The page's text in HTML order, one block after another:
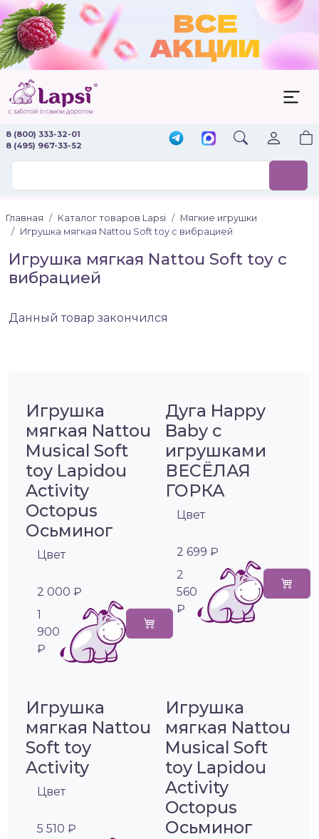
8 (800) 333-32-01
8 (495) 967-33-52
Главная Каталог товаров Lapsi
Мягкие игрушки
Игрушка мягкая Nattou Soft toy с вибрацией
Игрушка мягкая Nattou Soft toy с
вибрацией
Данный товар закончился
Игрушка
мягкая Nattou
Musical Soft
toy Lapidou
Activity
Octopus
Осьминог
Цвет
2 000 ₽
1
900
₽
Дуга Happy
Baby с
игрушками
ВЕСЁЛАЯ
ГОРКА
Цвет
2 699 ₽
2
560
₽
Игрушка
мягкая Nattou
Soft toy
Activity
Цвет
5 510 ₽
Игрушка
мягкая Nattou
Musical Soft
toy Lapidou
Activity
Octopus
Осьминог